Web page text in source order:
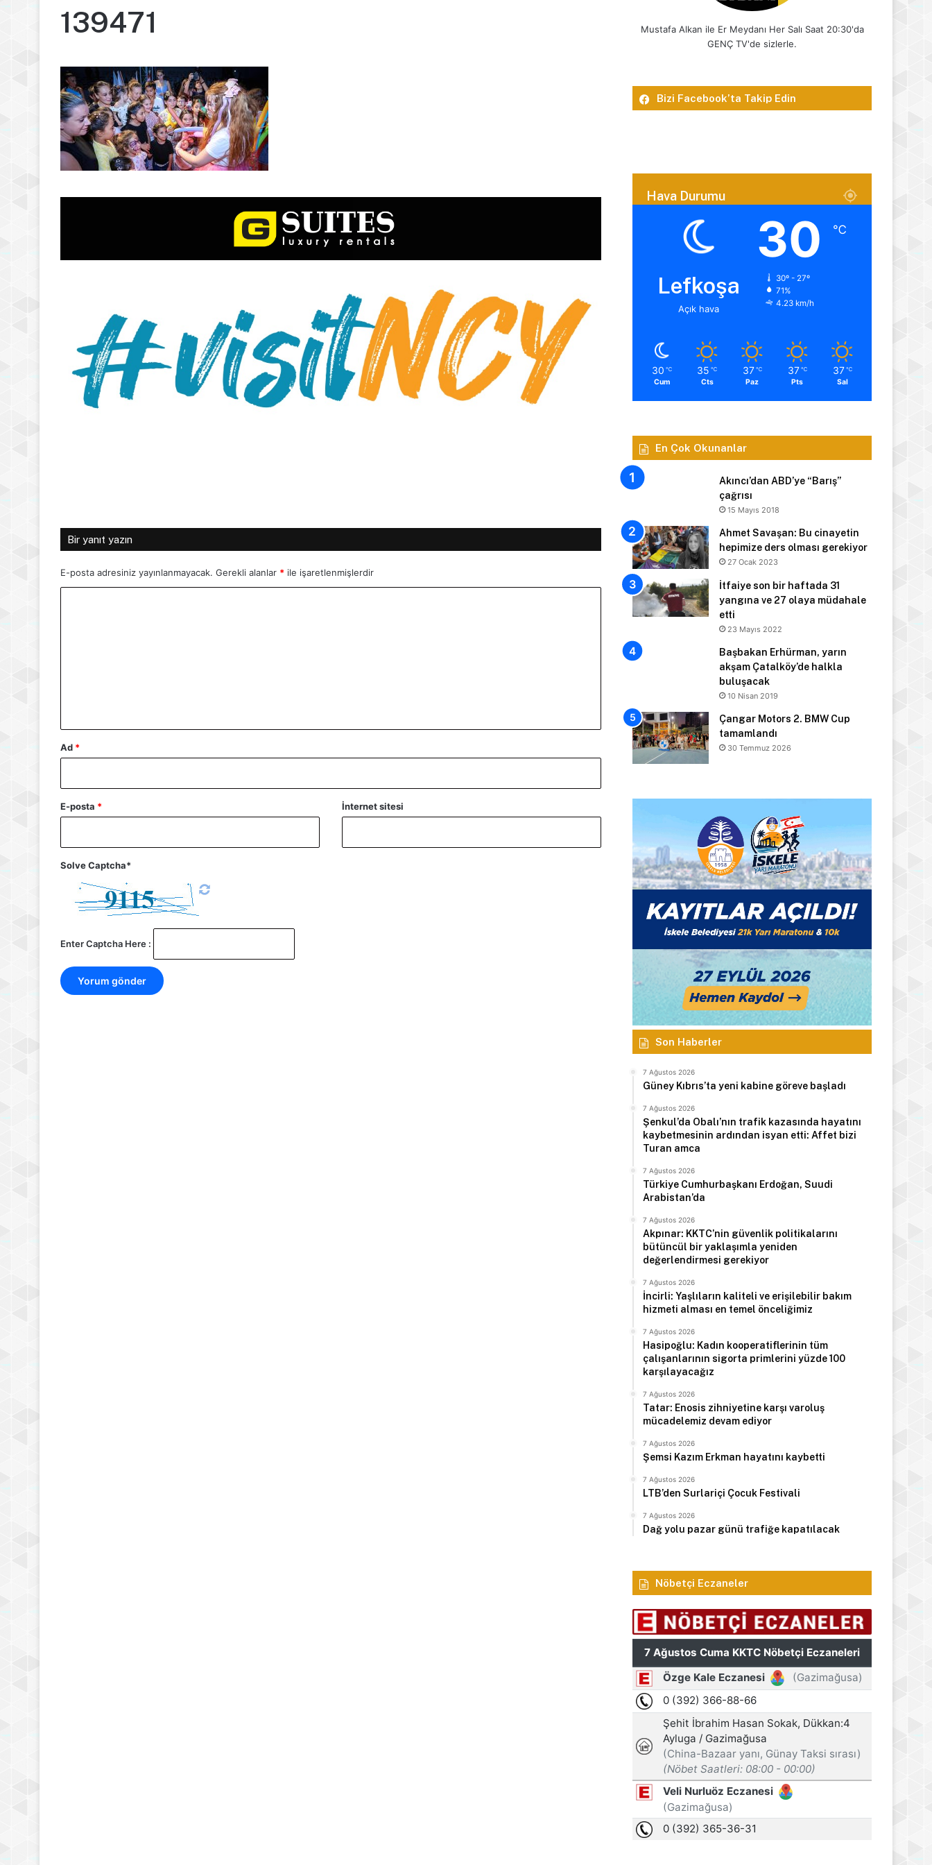
139471
Bir yanıt yazın
E-posta adresiniz yayınlanmayacak. Gerekli alanlar * ile işaretlenmişlerdir
Ad *
E-posta * İnternet sitesi
Solve Captcha*
Enter Captcha Here :
Mustafa Alkan ile Er Meydanı Her Salı Saat 20:30'da
GENÇ TV'de sizlerle.
Bizi Facebook’ta Takip Edin
Hava Durumu
Lefkoşa
Açık hava
30 ℃
30º - 27º
71%
4.23 km/h
30 ℃
Cum
35 ℃
Cts
37 ℃
Paz
37 ℃
Pts
37 ℃
Sal
En Çok Okunanlar
Akıncı’dan ABD’ye “Barış”
çağrısı
15 Mayıs 2018
Ahmet Savaşan: Bu cinayetin
hepimize ders olması gerekiyor
27 Ocak 2023
İtfaiye son bir haftada 31
yangına ve 27 olaya müdahale
etti
23 Mayıs 2022
Başbakan Erhürman, yarın
akşam Çatalköy’de halkla
buluşacak
10 Nisan 2019
Çangar Motors 2. BMW Cup
tamamlandı
30 Temmuz 2026
Son Haberler
7 Ağustos 2026
Güney Kıbrıs’ta yeni kabine göreve başladı
7 Ağustos 2026
Şenkul’da Obalı’nın trafik kazasında hayatını
kaybetmesinin ardından isyan etti: Affet bizi
Turan amca
7 Ağustos 2026
Türkiye Cumhurbaşkanı Erdoğan, Suudi
Arabistan’da
7 Ağustos 2026
Akpınar: KKTC’nin güvenlik politikalarını
bütüncül bir yaklaşımla yeniden
değerlendirmesi gerekiyor
7 Ağustos 2026
İncirli: Yaşlıların kaliteli ve erişilebilir bakım
hizmeti alması en temel önceliğimiz
7 Ağustos 2026
Hasipoğlu: Kadın kooperatiflerinin tüm
çalışanlarının sigorta primlerini yüzde 100
karşılayacağız
7 Ağustos 2026
Tatar: Enosis zihniyetine karşı varoluş
mücadelemiz devam ediyor
7 Ağustos 2026
Şemsi Kazım Erkman hayatını kaybetti
7 Ağustos 2026
LTB’den Surlariçi Çocuk Festivali
7 Ağustos 2026
Dağ yolu pazar günü trafiğe kapatılacak
Nöbetçi Eczaneler